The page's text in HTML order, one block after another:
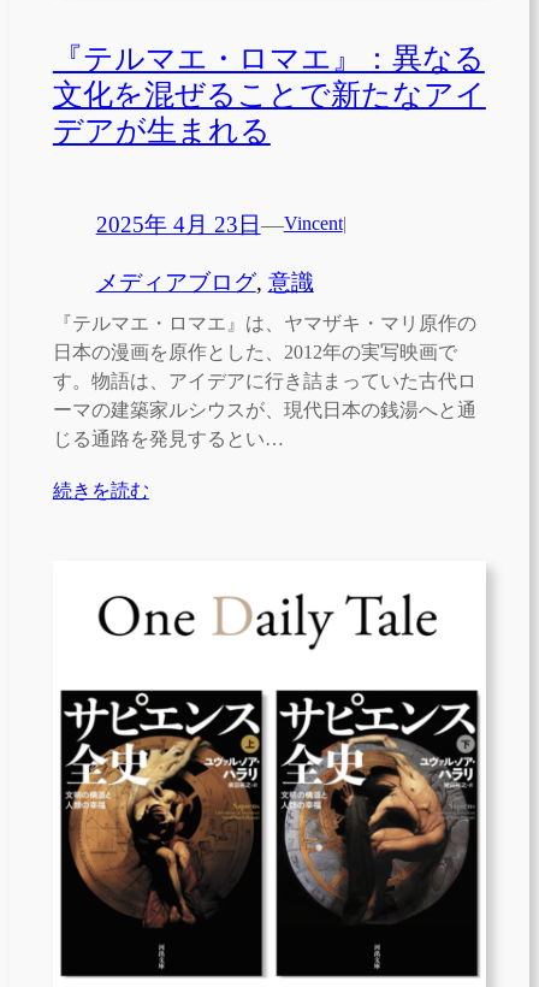
『テルマエ・ロマエ』：異なる
文化を混ぜることで新たなアイ
デアが生まれる
2025年 4月 23日—Vincent|
メディアブログ, 意識
『テルマエ・ロマエ』は、ヤマザキ・マリ原作の
日本の漫画を原作とした、2012年の実写映画で
す。物語は、アイデアに行き詰まっていた古代ロ
ーマの建築家ルシウスが、現代日本の銭湯へと通
じる通路を発見するとい…
続きを読む